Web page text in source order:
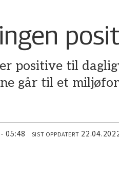
positive til
går til et
05:48 SIST OPPDATERT